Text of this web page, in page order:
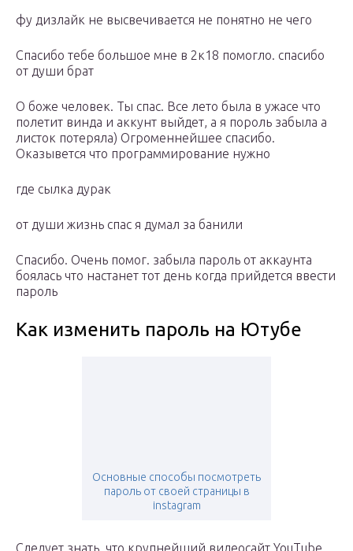
фу дизлайк не высвечивается не понятно не чего
Спасибо тебе большое мне в 2к18 помогло. спасибо
от души брат
О боже человек. Ты спас. Все лето была в ужасе что
полетит винда и аккунт выйдет, а я пороль забыла а
листок потеряла) Огроменнейшее спасибо.
Оказывется что программирование нужно
где сылка дурак
от души жизнь спас я думал за банили
Спасибо. Очень помог. забыла пароль от аккаунта
боялась что настанет тот день когда прийдется ввести
пароль
Как изменить пароль на Ютубе
Основные способы посмотреть
пароль от своей страницы в
instagram
Следует знать, что крупнейший видеосайт YouTube,